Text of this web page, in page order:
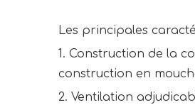
Les principales
1. Construction de la
construction en
2. Ventilation